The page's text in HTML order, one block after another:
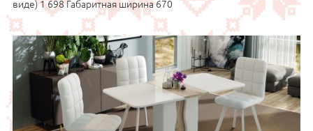
виде) 1 698 Габаритная ширина 670